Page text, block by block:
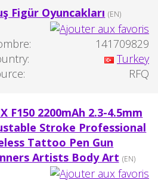
Figür Oyuncakları (EN)
141709829
Turkey
RFQ
F150 2200mAh 2.3-4.5mm
Stroke Professional
Tattoo Pen Gun
Artists Body Art (EN)